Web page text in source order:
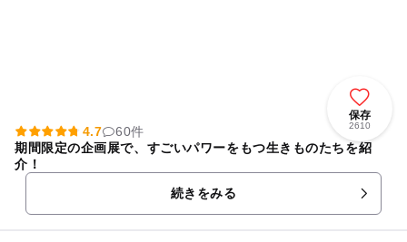
保存
2610
4.7
60件
期間限定の企画展で、すごいパワーをもつ生きものたちを紹
介！
続きをみる